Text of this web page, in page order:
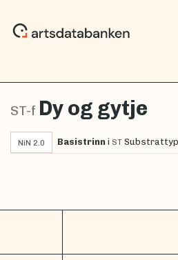
ST-f Dy og gytje
NiN 2.0 Basistrinn i ST